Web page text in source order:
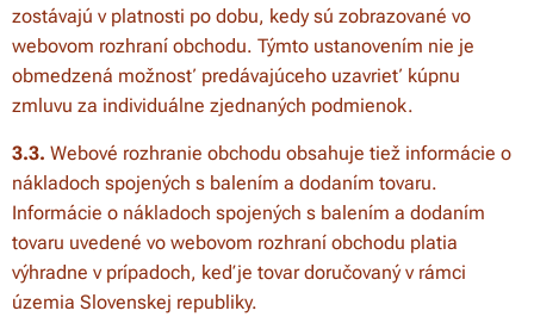
zostávajú v platnosti po dobu, kedy sú zobrazované vo
webovom rozhraní obchodu. Týmto ustanovením nie je
obmedzená možnosť predávajúceho uzavrieť kúpnu
zmluvu za individuálne zjednaných podmienok.
3.3. Webové rozhranie obchodu obsahuje tiež informácie o
nákladoch spojených s balením a dodaním tovaru.
Informácie o nákladoch spojených s balením a dodaním
tovaru uvedené vo webovom rozhraní obchodu platia
výhradne v prípadoch, keď je tovar doručovaný v rámci
územia Slovenskej republiky.